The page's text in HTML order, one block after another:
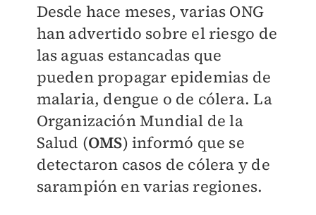
Desde hace meses, varias ONG
han advertido sobre el riesgo de
las aguas estancadas que
pueden propagar epidemias de
malaria, dengue o de cólera. La
Organización Mundial de la
Salud (OMS) informó que se
detectaron casos de cólera y de
sarampión en varias regiones.